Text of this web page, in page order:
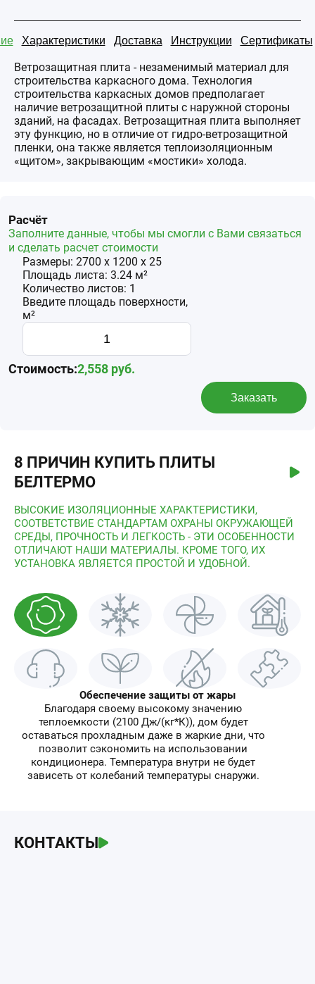
Характеристики Доставка Инструкции Сертификаты
Ветрозащитная плита - незаменимый материал для
строительства каркасного дома. Технология
строительства каркасных домов предполагает
наличие ветрозащитной плиты с наружной стороны
зданий, на фасадах. Ветрозащитная плита выполняет
эту функцию, но в отличие от гидро-ветрозащитной
пленки, она также является теплоизоляционным
«щитом», закрывающим «мостики» холода.
Расчёт
Заполните данные, чтобы мы смогли с Вами связаться
и сделать расчет стоимости
Размеры: 2700 x 1200 x 25
Площадь листа: 3.24 м²
Количество листов: 1
Введите площадь поверхности,
м²
Стоимость:2,558 руб.
Заказать
8 ПРИЧИН КУПИТЬ ПЛИТЫ
БЕЛТЕРМО
ВЫСОКИЕ ИЗОЛЯЦИОННЫЕ ХАРАКТЕРИСТИКИ,
СООТВЕТСТВИЕ СТАНДАРТАМ ОХРАНЫ ОКРУЖАЮЩЕЙ
СРЕДЫ, ПРОЧНОСТЬ И ЛЕГКОСТЬ - ЭТИ ОСОБЕННОСТИ
ОТЛИЧАЮТ НАШИ МАТЕРИАЛЫ. КРОМЕ ТОГО, ИХ
УСТАНОВКА ЯВЛЯЕТСЯ ПРОСТОЙ И УДОБНОЙ.
Обеспечение защиты от жары
Благодаря своему высокому значению
теплоемкости (2100 Дж/(кг*К)), дом будет
оставаться прохладным даже в жаркие дни, что
позволит сэкономить на использовании
кондиционера. Температура внутри не будет
зависеть от колебаний температуры снаружи.
КОНТАКТЫ